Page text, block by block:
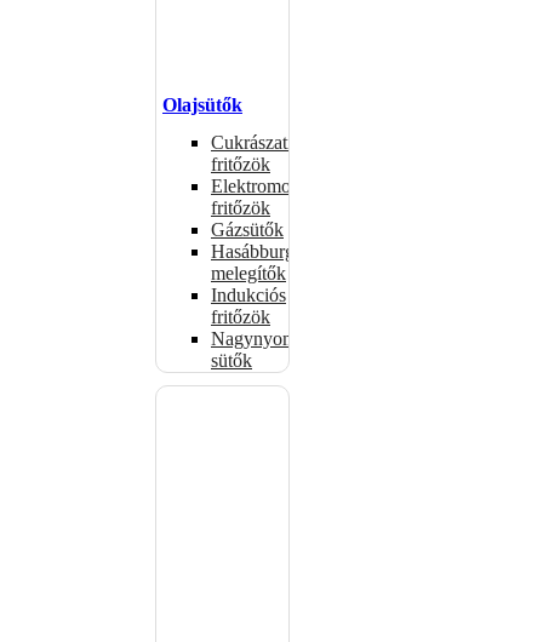
Olajsütők
Cukrászati
fritőzök
Elektromos
fritőzök
Gázsütők
Hasábburgonya
melegítők
Indukciós
fritőzök
Nagynyomású
sütők